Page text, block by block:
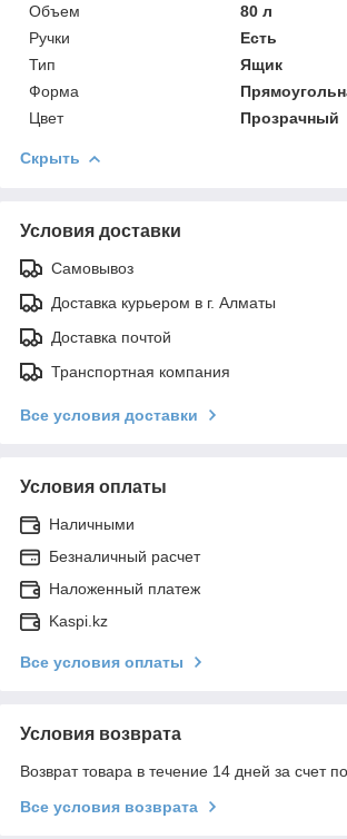
Объем
80 л
Ручки
Есть
Тип
Ящик
Форма
Цвет
Прозрачный
Скрыть
Условия доставки
Самовывоз
Доставка курьером в г. Алматы
Доставка почтой
Транспортная компания
Все условия доставки
Условия оплаты
Наличными
Безналичный расчет
Наложенный платеж
Kaspi.kz
Все условия оплаты
Условия возврата
Возврат товара в течение 14 дней за счет
Все условия возврата